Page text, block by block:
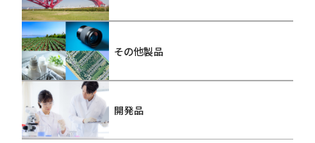
その他製品
開発品